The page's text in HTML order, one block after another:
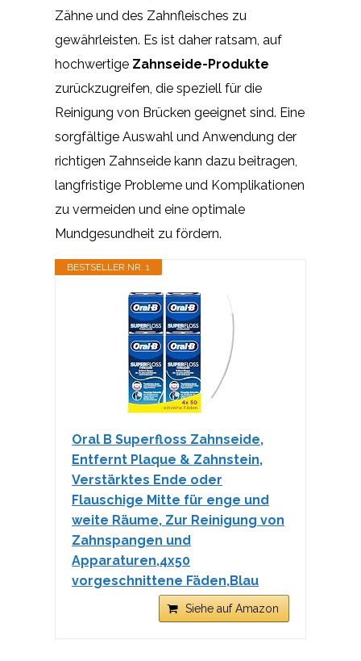
Zähne und des Zahnfleisches zu
gewährleisten. Es ist daher ratsam, auf
hochwertige Zahnseide-Produkte
zurückzugreifen, die speziell für die
Reinigung von Brücken geeignet sind. Eine
sorgfältige Auswahl und Anwendung der
richtigen Zahnseide kann dazu beitragen,
langfristige Probleme und Komplikationen
zu vermeiden und eine optimale
Mundgesundheit zu fördern.
BESTSELLER NR. 1
Oral B Superfloss Zahnseide,
Entfernt Plaque & Zahnstein,
Verstärktes Ende oder
Flauschige Mitte für enge und
weite Räume, Zur Reinigung von
Zahnspangen und
Apparaturen,4x50
vorgeschnittene Fäden,Blau
Siehe auf Amazon